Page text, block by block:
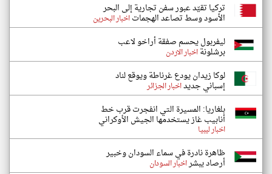
تركيا تقيّد عبور سفن تجارية إلى البحر
الأسود وسط تصاعد الهجماتاخبار البحرين
ليفربول يحسم صفقة أراخو لاعب
برشلونةاخبار الاردن
لوكا زيدان يودع غرناطة ويوقع لناد
إسباني جديداخبار الجزائر
بلغاريا: المسيرة التي انفجرت قرب خط
أنابيب غاز يستخدمها الجيش الأوكراني
اخبار ليبيا
ظاهرة نادرة في سماء السودان وخبير
أرصاد يبشراخبار السودان